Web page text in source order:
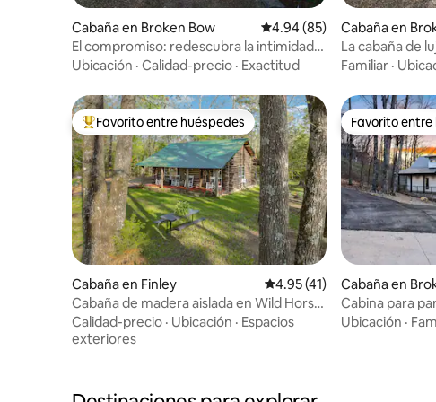
Cabaña en Broken Bow Calificación promedio: 4.94
4.94 (85)
El compromiso: redescubra la intimidad
en un entorno privado y apartado
Ubicación · Calidad-precio · Exactitud
Cabaña en
La cabaña de
Bow, Ok
Familiar ·
Favorito entre huéspedes preferido
Favorito entre huéspedes
Cabaña en Finley Calificación promedio: 4.95
4.95 (41)
Cabaña de madera aislada en Wild Horse
Country
Calidad-precio · Ubicación · Espacios
exteriores
Favorito entre
Favorito entre
Cabaña en
Cabina para
mascota,
Ubicación ·